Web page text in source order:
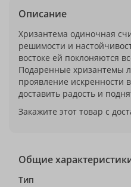
Описание
Хризантема одиночная
решимости и
востоке ей поклоняются
Подаренные хризантемы
проявление искренности
доставить радость и
Закажите этот товар с
Общие
Тип